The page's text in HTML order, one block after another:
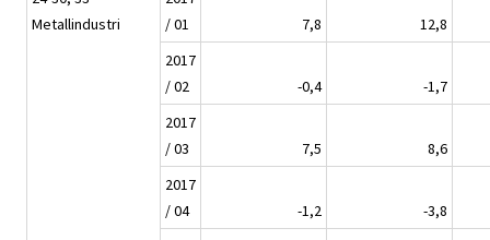
Metallindustri
/ 01
7,8
12,8
2017
/ 02
-0,4
-1,7
2017
/ 03
7,5
8,6
2017
/ 04
-1,2
-3,8